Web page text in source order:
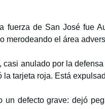
fuerza de San José fue
merodeando el área
casi anulado por la
la tarjeta roja. Está
un defecto grave: dejó